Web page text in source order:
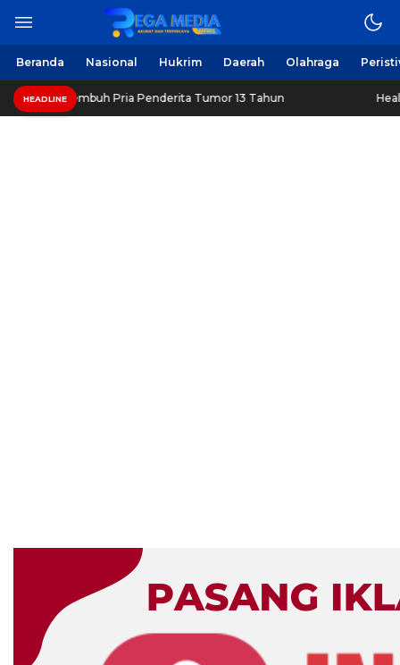
Beranda Nasional Hukrim Daerah Olahraga
HEADLINEPria Penderita Tumor 13 Tahun Healthy Long